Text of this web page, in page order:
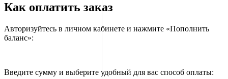
Как оплатить заказ
Авторизуйтесь в личном кабинете и нажмите «Пополнить
баланс»:
Введите сумму и выберите удобный для вас способ оплаты: